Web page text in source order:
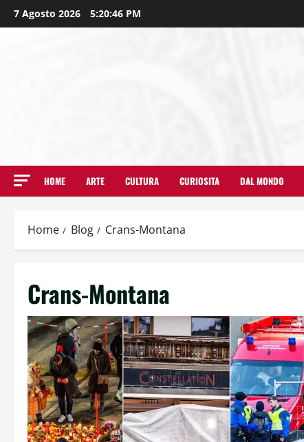
7 Agosto 2026 5:20:46 PM
HOME ARTE CULTURA CURIOSITA DAL MONDO
Home Blog Crans-Montana
Crans-Montana